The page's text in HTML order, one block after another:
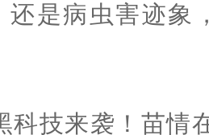
还是病虫害迹象